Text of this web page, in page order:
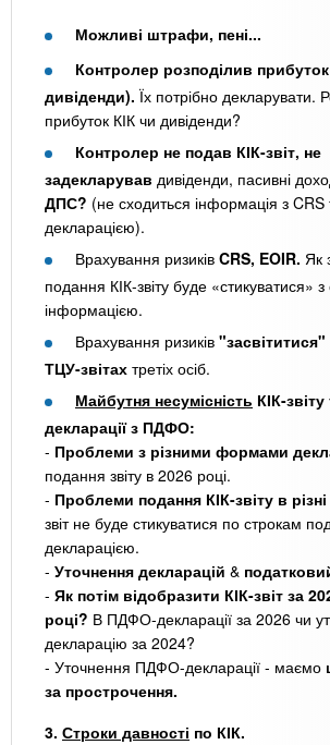
Можливі штрафи, пені...
Контролер розподілив
дивіденди). Їх потрібно декларувати.
прибуток КІК чи дивіденди?
Контролер не подав КІК-звіт, не
задекларував дивіденди, пасивні
ДПС? (не сходиться інформація з
декларацією).
Врахування ризиків CRS, EOIR. Як
подання КІК-звіту буде «стикуватися»
інформацією.
Врахування ризиків "засвітитися"
ТЦУ-звітах третіх осіб.
Майбутня несумісність КІК-
декларації з ПДФО:
- Проблеми з різними формами
подання звіту в 2026 році.
- Проблеми подання КІК-звіту в
звіт не буде стикуватися по строкам
декларацією.
- Уточнення декларацій &
- Як потім відобразити КІК-звіт за
році? В ПДФО-декларації за 2026 чи
декларацію за 2024?
- Уточнення ПДФО-декларації - маємо
за прострочення.
3. Строки давності по КІК.